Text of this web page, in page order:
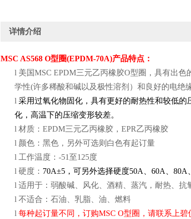
详情介绍
MSC AS568 O型圈(EPDM-70A)产品特点：
l 美国MSC EPDM三元乙丙橡胶O型圈，具有出色
学性(许多稀酸和碱以及极性溶剂）和良好的电绝
l 采用过氧化物固化，具有更好的耐热性和较低
化，高温下的压缩变形较差。
l 材质： EPDM三元乙丙橡胶， EPR乙丙橡胶
l 颜色：黑色，另外可选则白色有起订量
l 工作温度： -51至125度
l 硬度： 70A±5 ，可另外选择硬度50A 60A 80A
l 适用于：弱酸碱、风化、酒精、蒸汽，耐热、抗
l 不适合：石油、乳脂、油、燃料
l 每种起订量不同， 订购MSC O型圈，请联系上碧